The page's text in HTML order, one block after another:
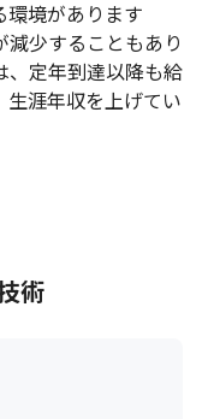
環境があります
減少することもあり
、定年到達以降も給
涯年収を上げてい
術